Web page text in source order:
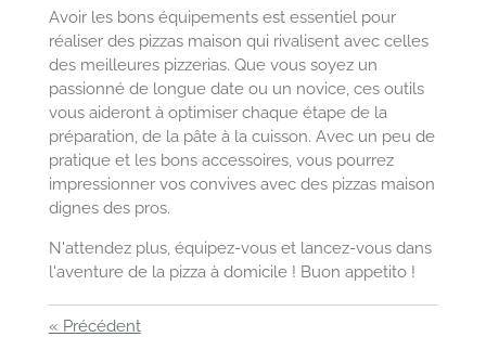
Avoir les bons équipements est essentiel pour
réaliser des pizzas maison qui rivalisent avec celles
des meilleures pizzerias. Que vous soyez un
passionné de longue date ou un novice, ces outils
vous aideront à optimiser chaque étape de la
préparation, de la pâte à la cuisson. Avec un peu de
pratique et les bons accessoires, vous pourrez
impressionner vos convives avec des pizzas maison
dignes des pros.
N'attendez plus, équipez-vous et lancez-vous dans
l'aventure de la pizza à domicile ! Buon appetito !
« Précédent